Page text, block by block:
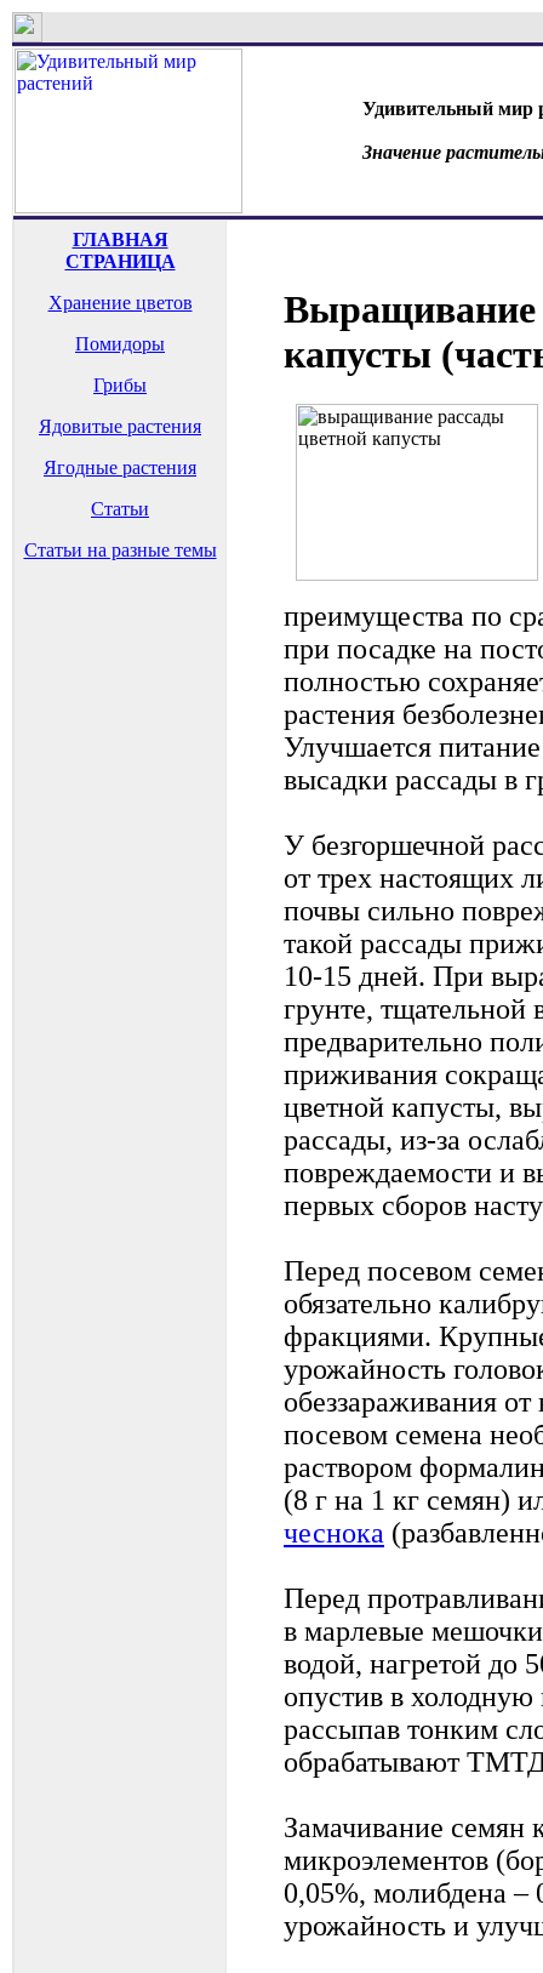
Удивительный мир
Значение
ГЛАВНАЯ
СТРАНИЦА
Хранение цветов
Помидоры
Грибы
Ядовитые растения
Ягодные растения
Статьи
Статьи на разные темы
Выращивание
капусты
преимущества по
при посадке на
полностью
растения
Улучшается
высадки рассады в
У безгоршечной
от трех настоящих
почвы сильно
такой рассады
10-15 дней. При
грунте, тщательной
предварительно
приживания
цветной капусты,
рассады, из-за
повреждаемости и
первых сборов
Перед посевом
обязательно
фракциями.
урожайность
обеззараживания
посевом семена
раствором
(8 г на 1 кг семян)
чеснока
Перед
в марлевые
водой, нагретой до
опустив в
рассыпав тонким
обрабатывают
Замачивание семян
микроэлементов
0,05%, молибдена
урожайность и